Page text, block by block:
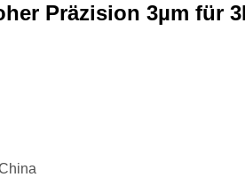
Präzision 3µm für